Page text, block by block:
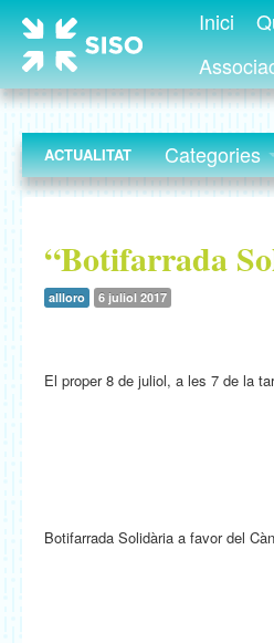
Inici
ACTUALITAT Categories
“Botifarrada
allloro 6 juliol 2017
El proper 8 de juliol, a les 7 de la
Botifarrada Solidària a favor del